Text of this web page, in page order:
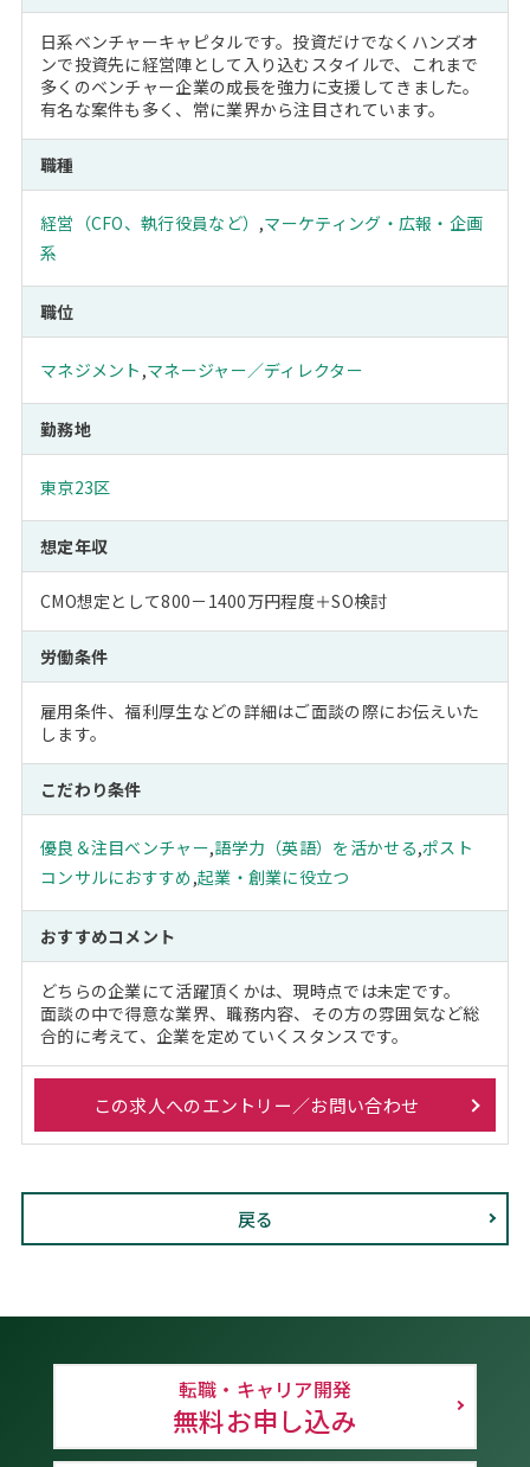
日系ベンチャーキャピタルです。投資だけでなくハンズオ
ンで投資先に経営陣として入り込むスタイルで、これまで
多くのベンチャー企業の成長を強力に支援してきました。
有名な案件も多く、常に業界から注目されています。
職種
経営（CFO、執行役員など） ,マーケティング・広報・企画
系
職位
マネジメント ,マネージャー／ディレクター
勤務地
東京23区
想定年収
CMO想定として800－1400万円程度＋SO検討
労働条件
雇用条件、福利厚生などの詳細はご面談の際にお伝えいた
します。
こだわり条件
優良＆注目ベンチャー,語学力（英語）を活かせる,ポスト
コンサルにおすすめ ,起業・創業に役立つ
おすすめコメント
どちらの企業にて活躍頂くかは、現時点では未定です。
面談の中で得意な業界、職務内容、その方の雰囲気など総
合的に考えて、企業を定めていくスタンスです。
この求人へのエントリー／お問い合わせ
戻る
転職・キャリア開発
無料お申し込み